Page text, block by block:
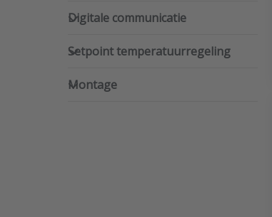
Digitale communicatie
Digitale communicatie
Setpoint
Setpoint temperatuurregeling
Montage
Montage